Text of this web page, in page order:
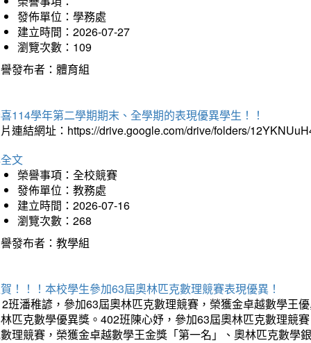
發佈單位：學務處
建立時間：2026-07-27
瀏覽次數：109
發布者：體育組
114學年第二學期期末、全學期的表現優異學生！！
連結網址：https://drive.google.com/drive/folders/
文
榮譽事項：全校競賽
發佈單位：教務處
建立時間：2026-07-16
瀏覽次數：268
發布者：教學組
！！！本校學生參加63屆奧林匹克數理競賽表現優異！
班潘稚諺，參加63屆奧林匹克數理競賽，榮獲金卓越數學王
匹克數學優異獎。402班陳心妤，參加63屆奧林匹克數理競
理競賽，榮獲金卓越數學王金獎「第一名」、奧林匹克數學